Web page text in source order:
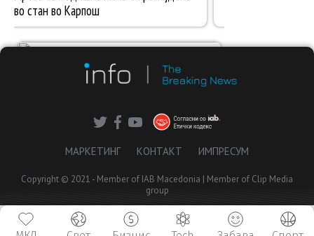
МАРКЕТИНГ КОНТАКТ ИМПРЕСУМ
Copyright © 2021 - Member of IAB Macedonia | Member of Clip Media
group